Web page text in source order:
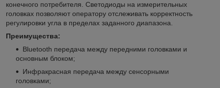
конечного потребителя. Светодиоды на измерительных
головках позволяют оператору отслеживать корректность
регулировки угла в пределах заданного диапазона.
Преимущества:
Bluetooth передача между передними головками и
основным блоком;
Инфракрасная передача между сенсорными
головками;